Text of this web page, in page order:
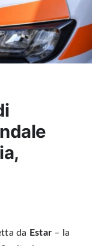
da Estar – la